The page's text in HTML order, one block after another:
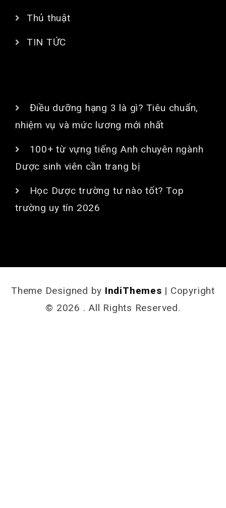
Thủ thuật
TIN TỨC
Điều dưỡng hạng 3 là gì? Tiêu chuẩn,
nhiệm vụ và mức lương mới nhất
100+ từ vựng tiếng Anh chuyên ngành
Dược sinh viên cần trang bị
Học Dược trường tư nào tốt? Top
trường uy tín 2026
Theme Designed by IndiThemes | Copyright
© 2026 . All Rights Reserved.